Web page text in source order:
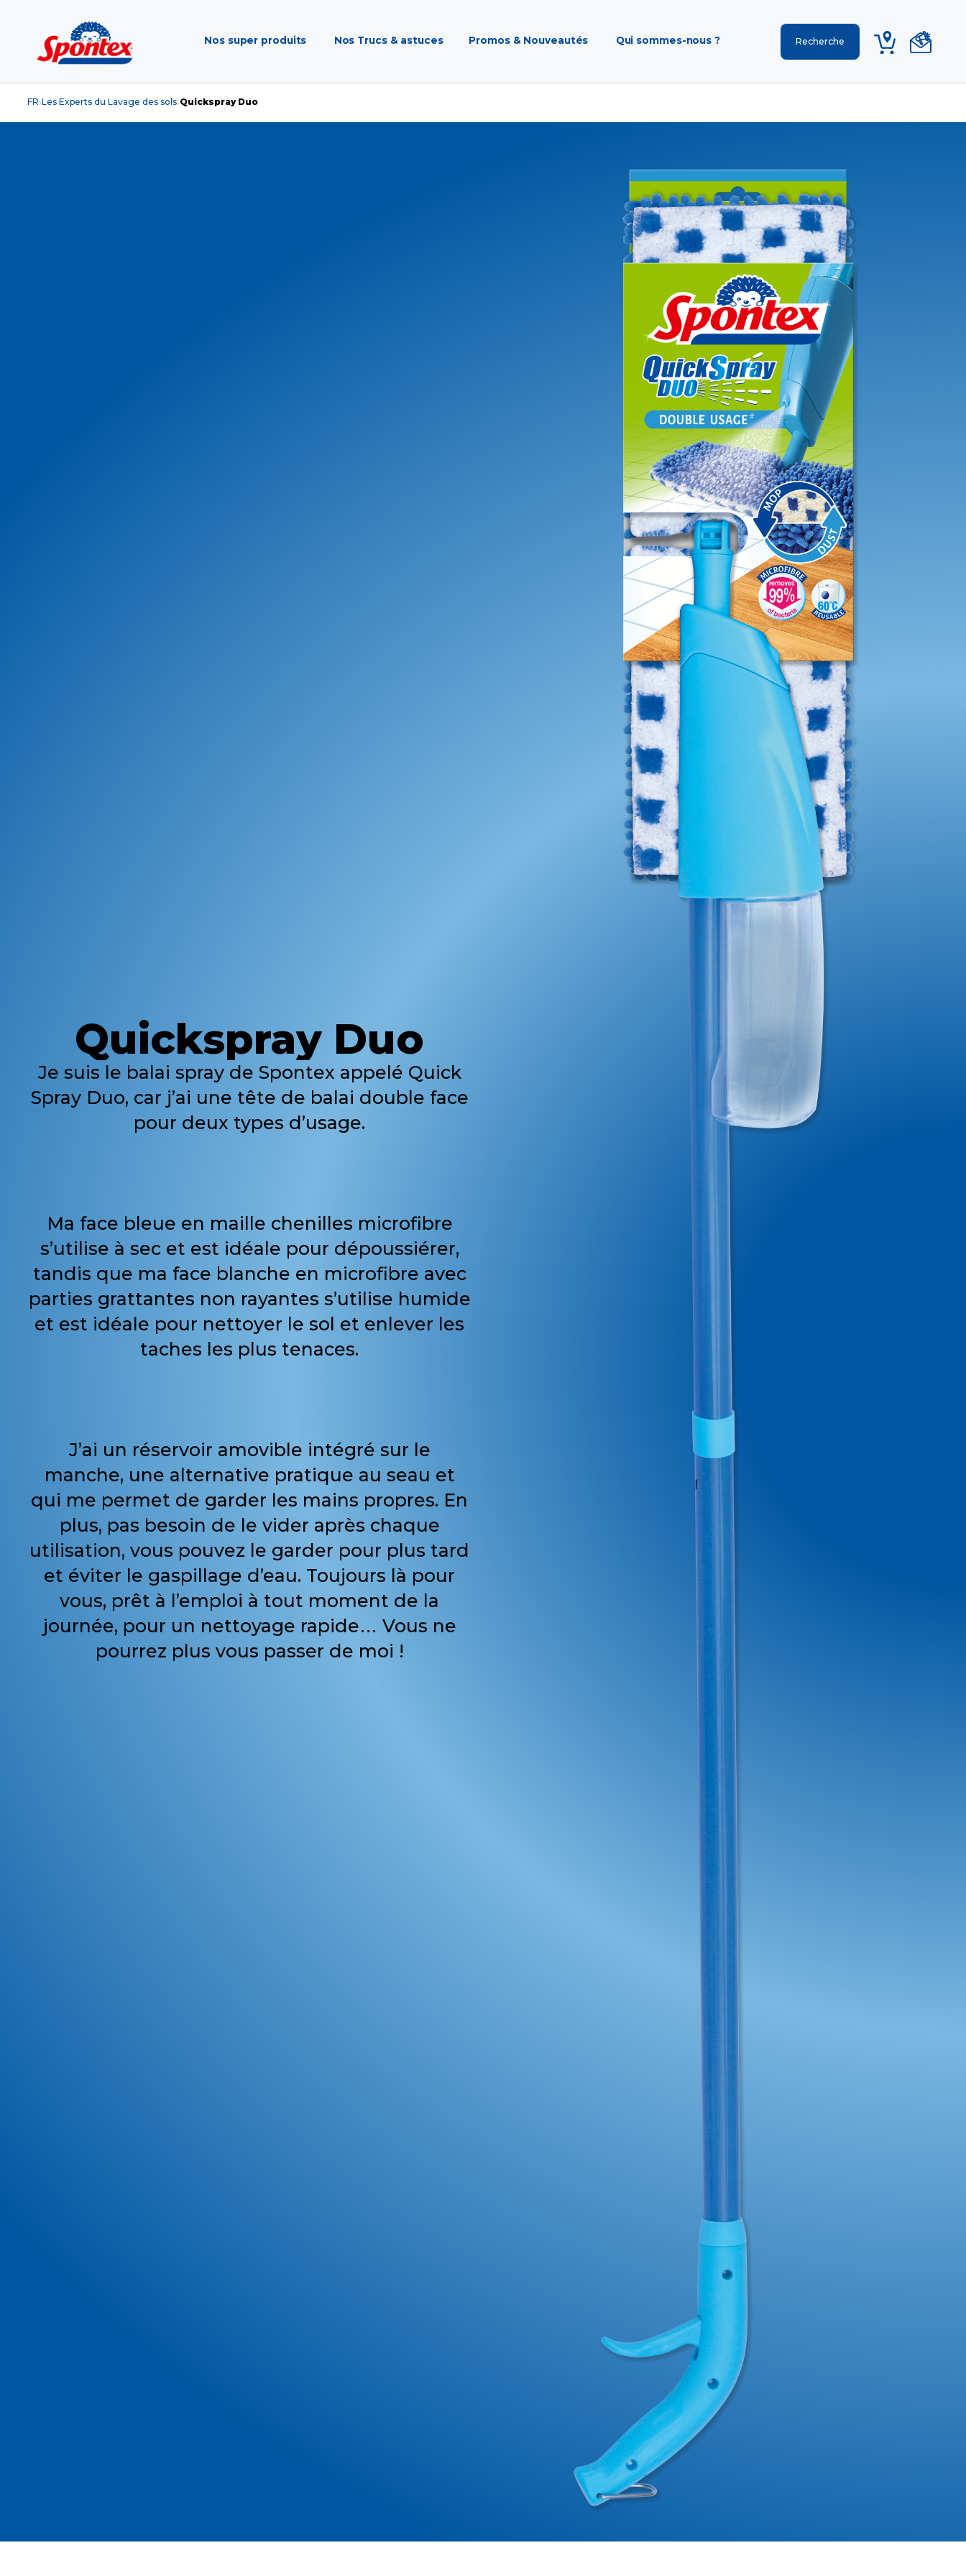
Nos super produits Nos Trucs & astuces Promos & Nouveautés Qui sommes-nous ?
FR›Les Experts du Lavage des sols›Quickspray Duo
Quickspray Duo
Je suis le balai spray de Spontex appelé Quick
Spray Duo, car j’ai une tête de balai double face
pour deux types d’usage.
Ma face bleue en maille chenilles microfibre
s’utilise à sec et est idéale pour dépoussiérer,
tandis que ma face blanche en microfibre avec
parties grattantes non rayantes s’utilise humide
et est idéale pour nettoyer le sol et enlever les
taches les plus tenaces.
J’ai un réservoir amovible intégré sur le
manche, une alternative pratique au seau et
qui me permet de garder les mains propres. En
plus, pas besoin de le vider après chaque
utilisation, vous pouvez le garder pour plus tard
et éviter le gaspillage d’eau. Toujours là pour
vous, prêt à l’emploi à tout moment de la
journée, pour un nettoyage rapide… Vous ne
pourrez plus vous passer de moi !